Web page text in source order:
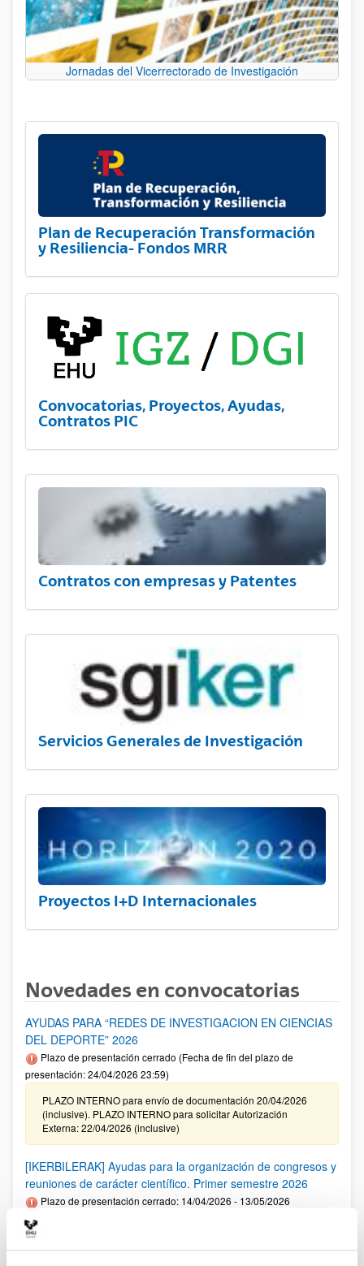
Jornadas del Vicerrectorado de Investigación
Plan de Recuperación Transformación
y Resiliencia- Fondos MRR
Convocatorias, Proyectos, Ayudas,
Contratos PIC
Contratos con empresas y Patentes
Servicios Generales de Investigación
Proyectos I+D Internacionales
Novedades en convocatorias
AYUDAS PARA “REDES DE INVESTIGACION EN CIENCIAS
DEL DEPORTE” 2026
Plazo de presentación cerrado (Fecha de fin del plazo de
presentación: 24/04/2026 23:59)
PLAZO INTERNO para envío de documentación 20/04/2026
(inclusive). PLAZO INTERNO para solicitar Autorización
Externa: 22/04/2026 (inclusive)
[IKERBILERAK] Ayudas para la organización de congresos y
reuniones de carácter científico. Primer semestre 2026
Plazo de presentación cerrado: 14/04/2026 - 13/05/2026